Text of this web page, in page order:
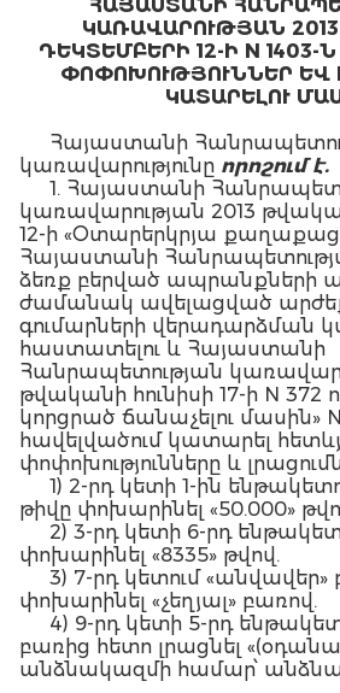
ՀԱՅԱՍՏԱՆԻ
ԿԱՌԱՎԱՐՈՒԹՅԱՆ
ԴԵԿՏԵՄԲԵՐԻ 12-Ի N
ՓՈՓՈԽՈՒԹՅՈՒՆՆԵՐ ԵՎ
ԿԱՏԱՐԵԼՈՒ
Հայաստանի
կառավարությունը որոշում է.
1. Հայաստանի
կառավարության 2013
12-ի «Օտարերկրյա
Հայաստանի
ձեռք բերված ապրանքների
ժամանակ ավելացված
գումարների վերադարձման
հաստատելու և Հայաստանի
Հանրապետության
թվականի հունիսի 17-ի N 372
կորցրած ճանաչելու մասին»
հավելվածում կատարել
փոփոխությունները և
1) 2-րդ կետի 1-ին
թիվը փոխարինել «50.000»
2) 3-րդ կետի 6-րդ
փոխարինել «8335» թվով.
3) 7-րդ կետում «անվավեր»
փոխարինել «չեղյալ» բառով.
4) 9-րդ կետի 5-րդ
բառից հետո լրացնել
անձնակազմի համար՝